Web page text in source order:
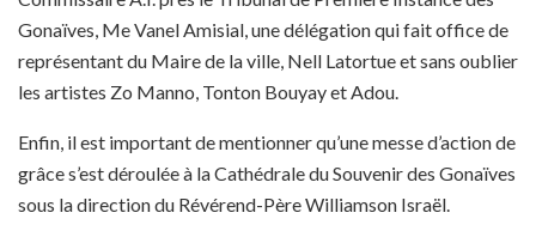
Gonaïves, Me Vanel Amisial, une délégation qui fait office de
représentant du Maire de la ville, Nell Latortue et sans oublier
les artistes Zo Manno, Tonton Bouyay et Adou.
Enfin, il est important de mentionner qu’une messe d’action de
grâce s’est déroulée à la Cathédrale du Souvenir des Gonaïves
sous la direction du Révérend-Père Williamson Israël.